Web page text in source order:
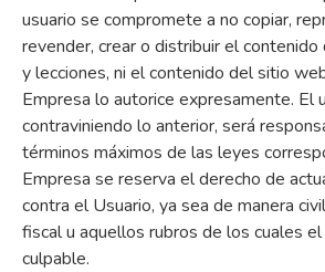
usuario se compromete a no copiar,
revender, crear o distribuir el
y lecciones, ni el contenido del sitio
Empresa lo autorice expresamente. El
contraviniendo lo anterior, será
términos máximos de las leyes
Empresa se reserva el derecho de
contra el Usuario, ya sea de manera
fiscal u aquellos rubros de los cuales
culpable.